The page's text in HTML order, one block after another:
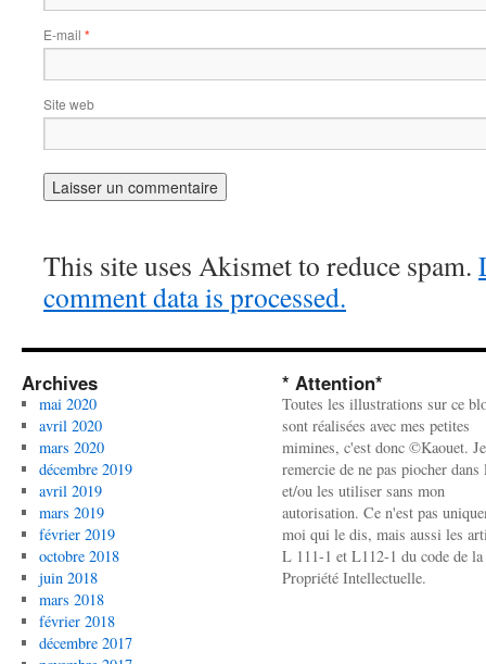
E-mail *
Site web
This site uses Akismet to reduce spam.
comment data is processed.
Archives
mai 2020
avril 2020
mars 2020
décembre 2019
avril 2019
mars 2019
février 2019
octobre 2018
juin 2018
mars 2018
février 2018
décembre 2017
* Attention*
Toutes les illustrations sur ce
sont réalisées avec mes petites
mimines, c'est donc ©Kaouet.
remercie de ne pas piocher dans
et/ou les utiliser sans mon
autorisation. Ce n'est pas
moi qui le dis, mais aussi les
L 111-1 et L112-1 du code de la
Propriété Intellectuelle.